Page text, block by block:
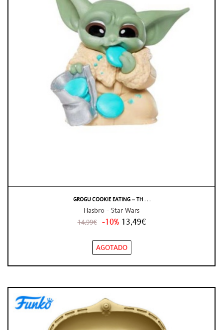
GROGU COOKIE EATING – TH . . .
Hasbro - Star Wars
14,99€ -10% 13,49€
AGOTADO